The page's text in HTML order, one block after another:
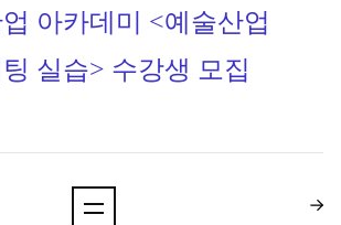
아카데미 <예술산업
실습> 수강생 모집